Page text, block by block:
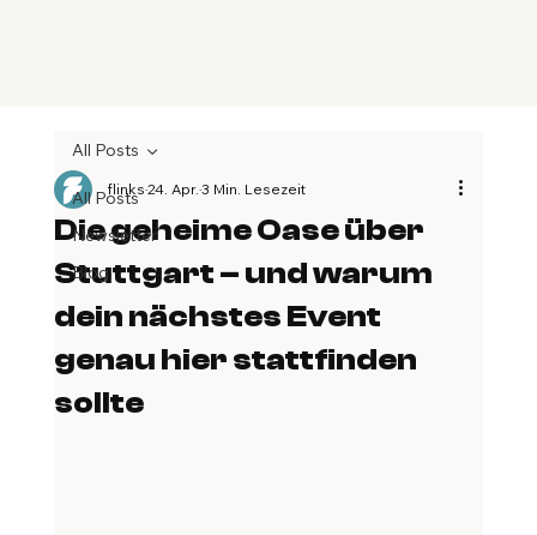
All Posts
Newsletter
Blog
All Posts
Die geheime Oase über
Stuttgart – und warum
dein nächstes Event
genau hier stattfinden
sollte
flinks24. Apr.3 Min. Lesezeit